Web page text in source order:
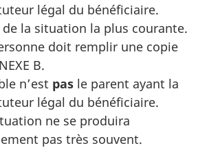
légal du bénéficiaire.
de la situation la plus courante.
doit remplir une copie
B.
n’est pas le parent ayant la
légal du bénéficiaire.
ne se produira
pas très souvent.